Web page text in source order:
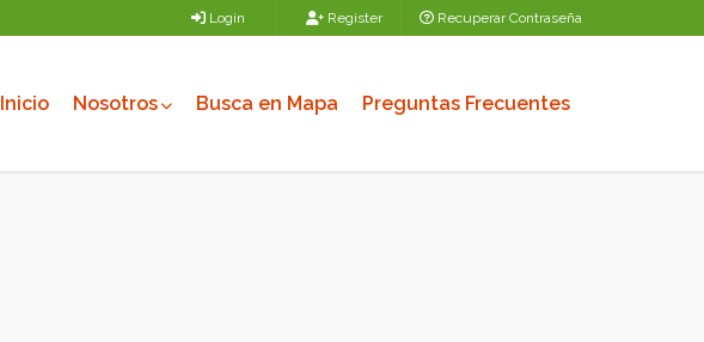
Login Register Recuperar Contraseña
Inicio Nosotros Busca en Mapa Preguntas Frecuentes